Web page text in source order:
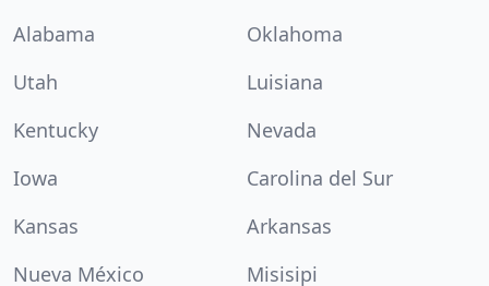
Alabama
Oklahoma
Utah
Luisiana
Kentucky
Nevada
Iowa
Carolina del Sur
Kansas
Arkansas
Nueva México
Misisipi